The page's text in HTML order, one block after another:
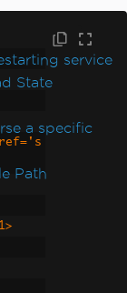
service
State
a specific
Path